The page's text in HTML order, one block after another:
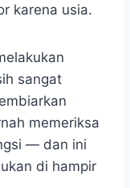
karena usia.
sangat
memeriksa
— dan ini
di hampir